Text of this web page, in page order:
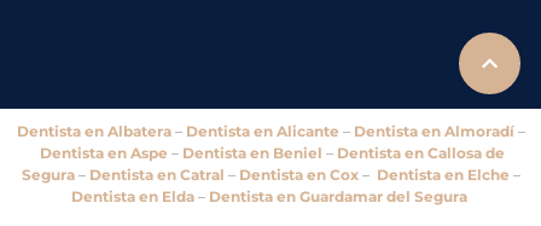
Dentista en Albatera– Dentista en Alicante – Dentista en Almoradí–
Dentista en Aspe – Dentista en Beniel – Dentista en Callosa de
Segura– Dentista en Catral – Dentista en Cox– Dentista en Elche –
Dentista en Elda– Dentista en Guardamar del Segura